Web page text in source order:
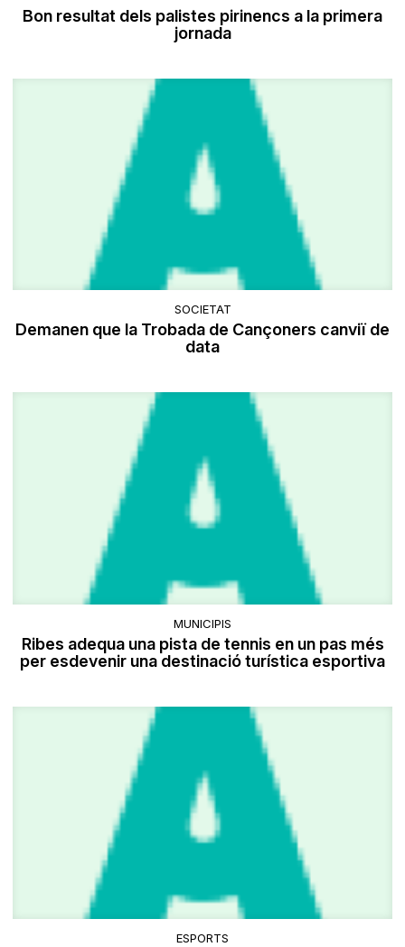
Bon resultat dels palistes pirinencs a la primera
jornada
SOCIETAT
Demanen que la Trobada de Cançoners canviï de
data
MUNICIPIS
Ribes adequa una pista de tennis en un pas més
per esdevenir una destinació turística esportiva
ESPORTS